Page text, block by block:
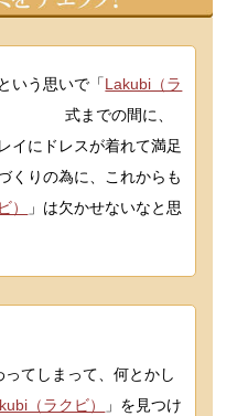
いう思いで「Lakubi（ラ
式までの間に、
イにドレスが着れて満足
くりの為に、これからも
）
」は欠かせないなと思
てしまって、何とかし
（ラクビ）
」を見つけ